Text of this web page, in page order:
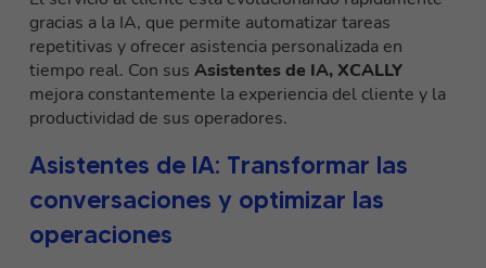
gracias a la IA, que permite automatizar tareas
repetitivas y ofrecer asistencia personalizada en
tiempo real. Con sus Asistentes de IA, XCALLY
mejora constantemente la experiencia del cliente y la
productividad de sus operadores.
Asistentes de IA: Transformar las
conversaciones y optimizar las
operaciones